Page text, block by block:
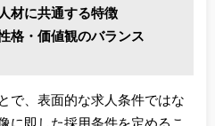
材に共通する特徴
格・価値観のバランス
で、表面的な求人条件ではな